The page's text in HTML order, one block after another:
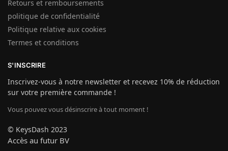
Retours et remboursements
politique de confidentialité
Politique relative aux cookies
Termes et conditions
S'INSCRIRE
Inscrivez-vous à notre newsletter et recevez 10% de réduction
sur votre première commande !
Vous pouvez vous désinscrire à tout moment !
© KeysDash 2023
Accès au futur BV